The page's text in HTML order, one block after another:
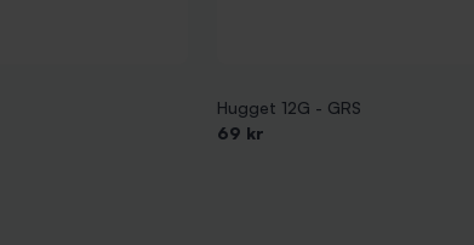
Hugget 12G - GRS
69 kr